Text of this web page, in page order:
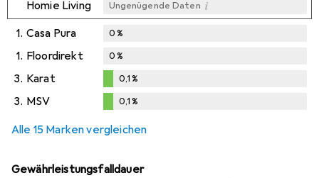
Homie Living Ungenügende Daten i
1. Casa Pura 0%
1. Floordirekt 0%
3. Karat
%
0,1%
3. MSV 0,1%
Alle 15 Marken vergleichen
Gewährleistungsfalldauer